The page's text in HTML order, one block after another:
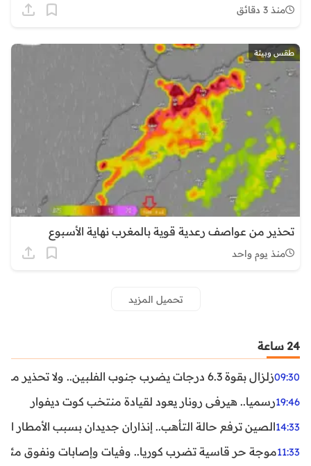
منذ 3 دقائق
طقس وبيئة
تحذير من عواصف رعدية قوية بالمغرب نهاية الأسبوع
منذ يوم واحد
تحميل المزيد
24 ساعة
09:30زلزال بقوة 6.3 درجات يضرب جنوب الفلبين.. ولا تحذير من تسونامي حتى الآن
19:46رسميا.. هيرفي رونار يعود لقيادة منتخب كوت ديفوار
14:33الصين ترفع حالة التأهب.. إنذاران جديدان بسبب الأمطار
11:33موجة حر قاسية تضرب كوريا.. وفيات وإصابات ونفوق مئات